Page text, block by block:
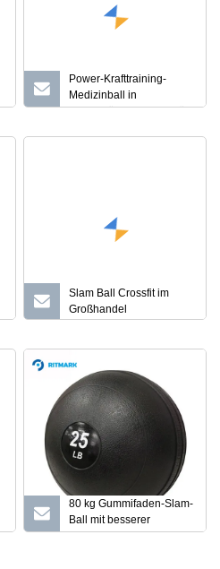
Power-Krafttraining-
Medizinball in
handelsüblicher Qualität,
Slam Ball Crossfit im
Großhandel
80 kg Gummifaden-Slam-
Ball mit besserer
Griffigkeit